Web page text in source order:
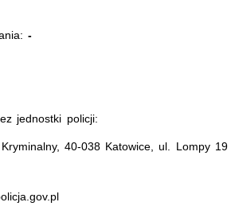
-
jednostki policji:
40-038 Katowice, ul. Lompy 19